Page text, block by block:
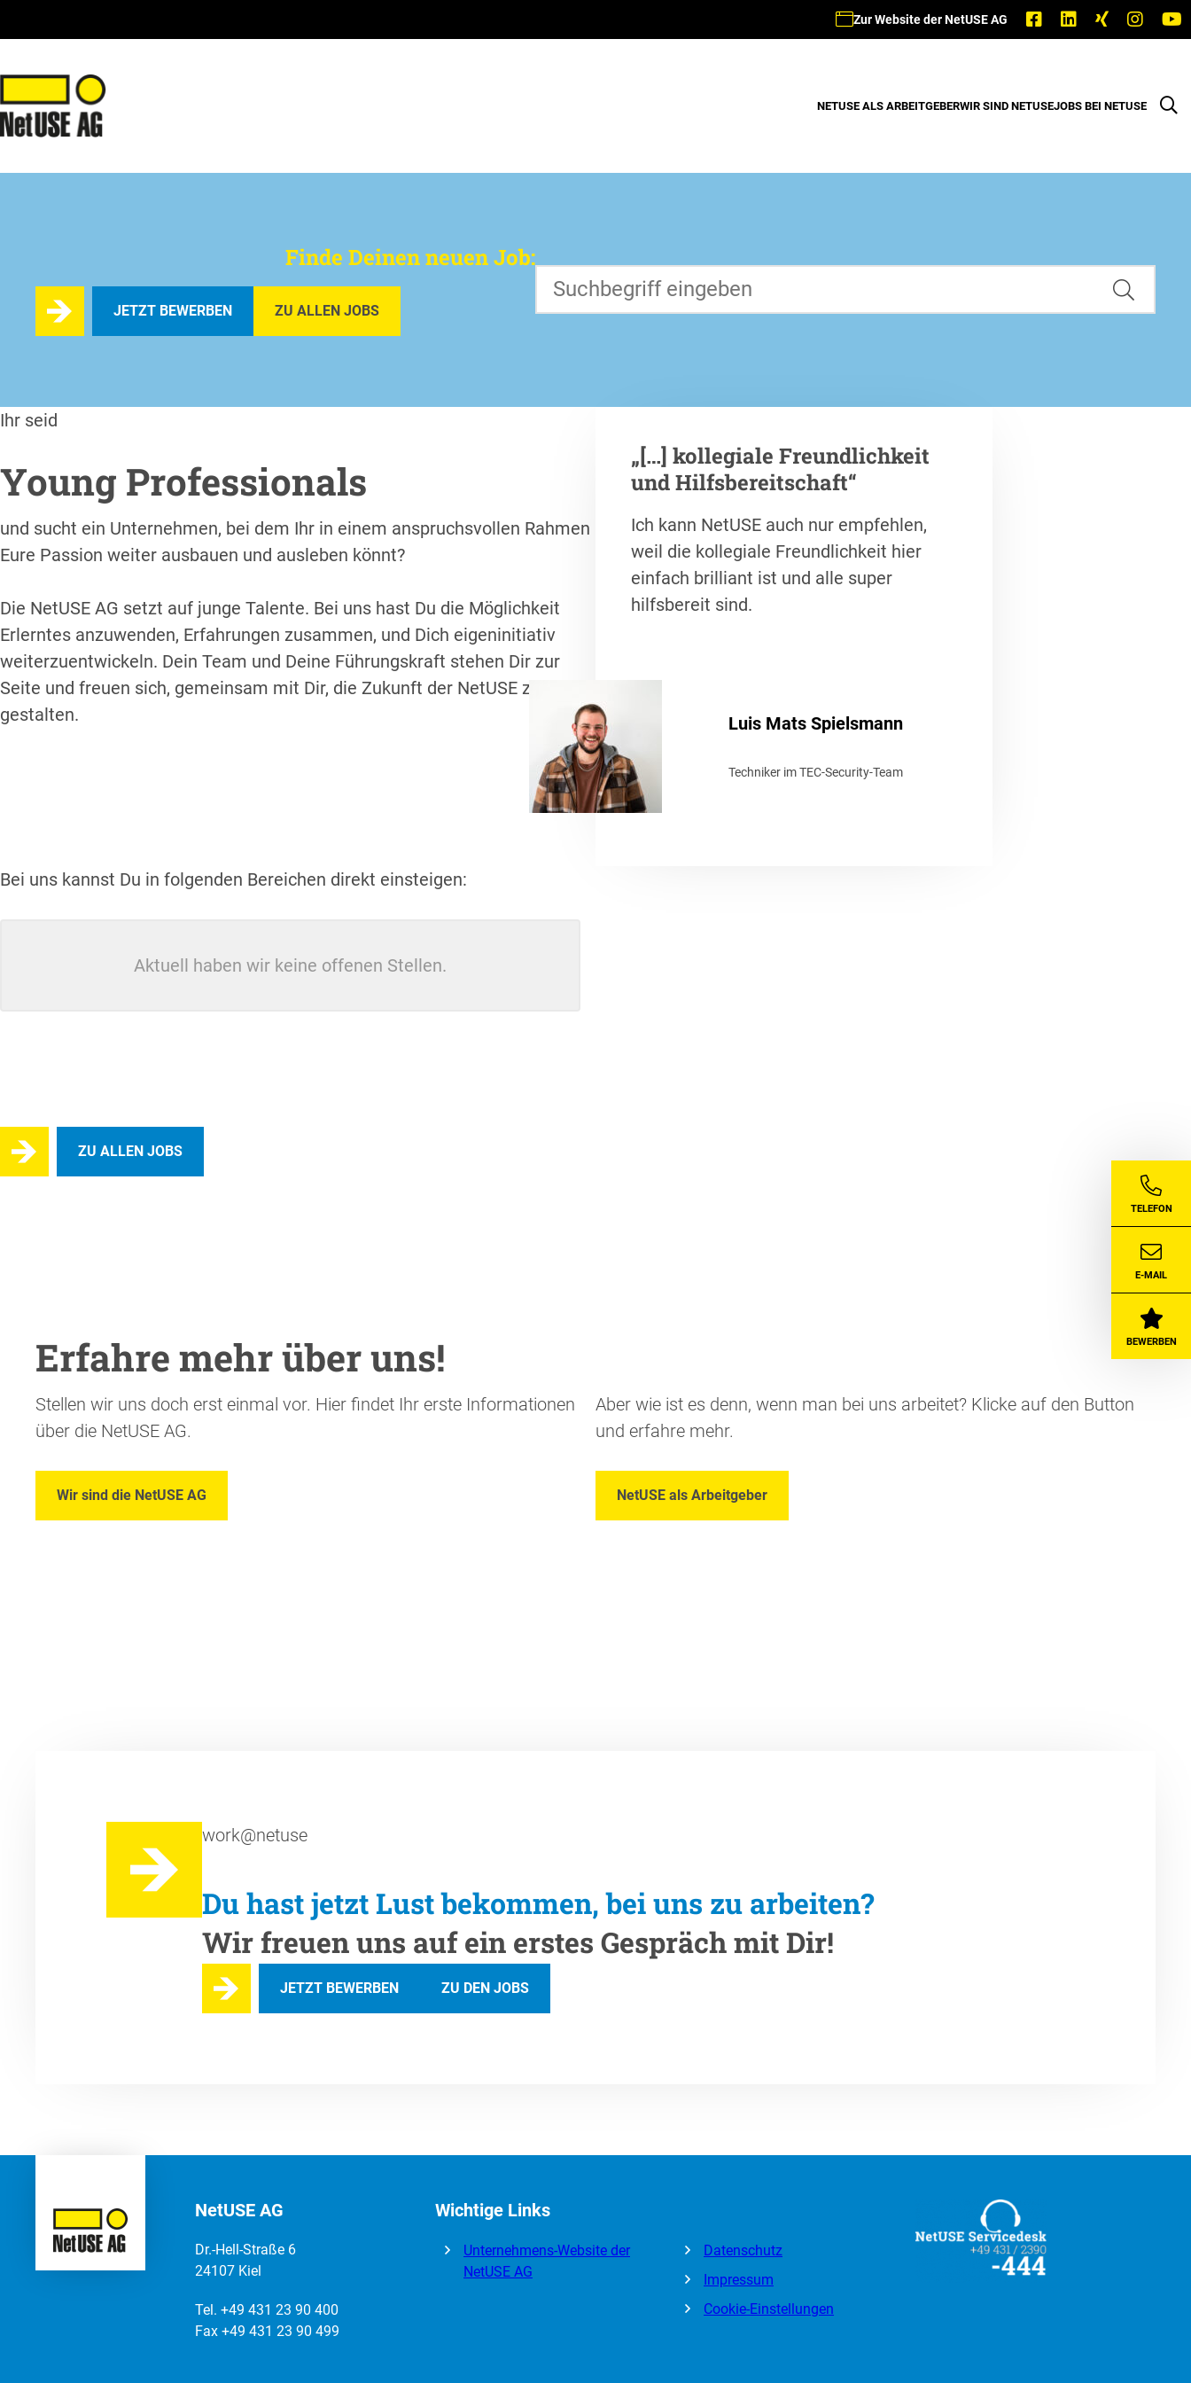
Zur Website der NetUSE AG
NETUSE ALS ARBEITGEBERWIR SIND NETUSEJOBS BEI NETUSE
Finde Deinen neuen Job:
JETZT BEWERBEN ZU ALLEN JOBS
n
Ihr seid
Young Professionals
und sucht ein Unternehmen, bei dem Ihr in einem anspruchsvollen Rahmen
Eure Passion weiter ausbauen und ausleben könnt?
Die NetUSE AG setzt auf junge Talente. Bei uns hast Du die Möglichkeit
Erlerntes anzuwenden, Erfahrungen zusammen, und Dich eigeninitiativ
weiterzuentwickeln. Dein Team und Deine Führungskraft stehen Dir zur
Seite und freuen sich, gemeinsam mit Dir, die Zukunft der NetUSE zu
gestalten.
„[…] kollegiale Freundlichkeit
und Hilfsbereitschaft“
Ich kann NetUSE auch nur empfehlen,
weil die kollegiale Freundlichkeit hier
einfach brilliant ist und alle super
hilfsbereit sind.
Luis Mats Spielsmann
Techniker im TEC-Security-Team
Bei uns kannst Du in folgenden Bereichen direkt einsteigen:
Aktuell haben wir keine offenen Stellen.
ZU ALLEN JOBS
Erfahre mehr über uns!
Stellen wir uns doch erst einmal vor. Hier findet Ihr erste Informationen
über die NetUSE AG.
Wir sind die NetUSE AG
Aber wie ist es denn, wenn man bei uns arbeitet? Klicke auf den Button
und erfahre mehr.
NetUSE als Arbeitgeber
work@netuse
Du hast jetzt Lust bekommen, bei uns zu arbeiten?
Wir freuen uns auf ein erstes Gespräch mit Dir!
JETZT BEWERBEN ZU DEN JOBS
NetUSE AG
Dr.-Hell-Straße 6
24107 Kiel
Tel. +49 431 23 90 400
Fax +49 431 23 90 499
Wichtige Links
Unternehmens-Website der
NetUSE AG
Datenschutz
Impressum
Cookie-Einstellungen
TELEFON
E-MAIL
BEWERBEN